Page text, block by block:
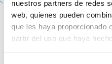
nuestros partners de redes
web, quienes pueden
que les haya proporcionado
partir del uso que haya
Silicona pasta A,
temperatura
SI00330100